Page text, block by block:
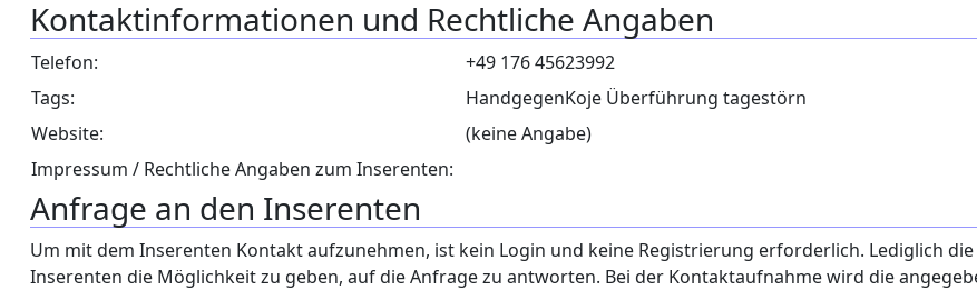
Kontaktinformationen und Rechtliche Angaben
Telefon:
+49 176 45623992
Tags:
HandgegenKoje Überführung tagestörn
Website:
(keine Angabe)
Impressum / Rechtliche Angaben zum Inserenten:
Anfrage an den Inserenten
Um mit dem Inserenten Kontakt aufzunehmen, ist kein Login und keine Registrierung erforderlich. Lediglich
Inserenten die Möglichkeit zu geben, auf die Anfrage zu antworten. Bei der Kontaktaufnahme wird die